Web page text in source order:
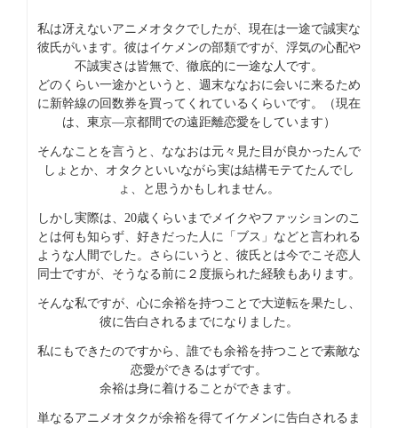
私は冴えないアニメオタクでしたが、現在は一途で誠実な
彼氏がいます。彼はイケメンの部類ですが、浮気の心配や
不誠実さは皆無で、徹底的に一途な人です。
どのくらい一途かというと、週末ななおに会いに来るため
に新幹線の回数券を買ってくれているくらいです。（現在
は、東京―京都間での遠距離恋愛をしています）
そんなことを言うと、ななおは元々見た目が良かったんで
しょとか、オタクといいながら実は結構モテてたんでし
ょ、と思うかもしれません。
しかし実際は、20歳くらいまでメイクやファッションのこ
とは何も知らず、好きだった人に「ブス」などと言われる
ような人間でした。さらにいうと、彼氏とは今でこそ恋人
同士ですが、そうなる前に２度振られた経験もあります。
そんな私ですが、心に余裕を持つことで大逆転を果たし、
彼に告白されるまでになりました。
私にもできたのですから、誰でも余裕を持つことで素敵な
恋愛ができるはずです。
余裕は身に着けることができます。
単なるアニメオタクが余裕を得てイケメンに告白されるま